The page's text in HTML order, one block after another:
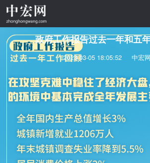
政府工作报告过去一年和五
2023-03-05 18:05:52 中宏网